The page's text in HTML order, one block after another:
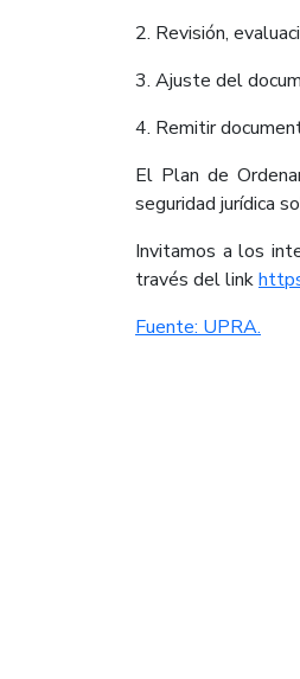
2. Revisión,
3. Ajuste del
4. Remitir
El Plan de
seguridad jurídica
Invitamos a los
través del link
Fuente: UPRA.​